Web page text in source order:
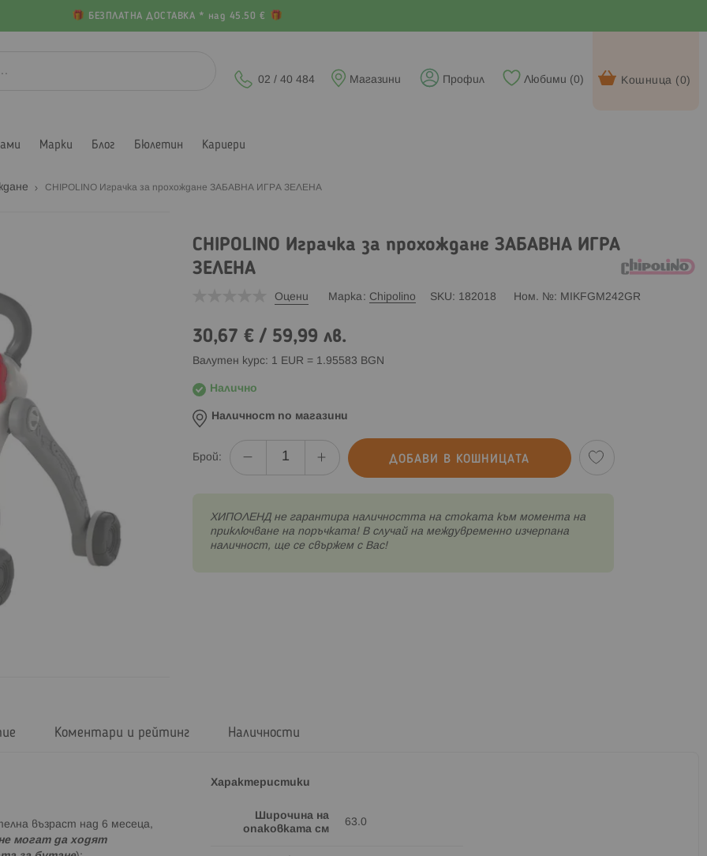
БЕЗПЛАТНА ДОСТАВКА * над 45.50 €
Кошница (0)
Любими (0)
Профил
Магазини
02 / 40 484
Марки Блог Бюлетин Кариери
CHIPOLINO Играчка за прохождане ЗАБАВНА ИГРА ЗЕЛЕНА
CHIPOLINO Играчка за прохождане ЗАБАВНА ИГРА
ЗЕЛЕНА
Оцени Марка Chipolino SKU 182018 Ном. № MIKFGM242GR
30,67 €/ 59,99 лв.
Валутен курс: 1 EUR = 1.95583 BGN
Налично
Наличност по магазини
Брой: ДОБАВИ В КОШНИЦАТА
XИПОЛЕНД не гарантира наличността на стоката към момента на
приключване на поръчката! В случай на междувременно изчерпана
наличност, ще се свържем с Вас!
възраст над 6 месеца,
могат да ходят
Характеристики
Широчина на
опаковката см
63.0
Коментари и рейтинг Наличности